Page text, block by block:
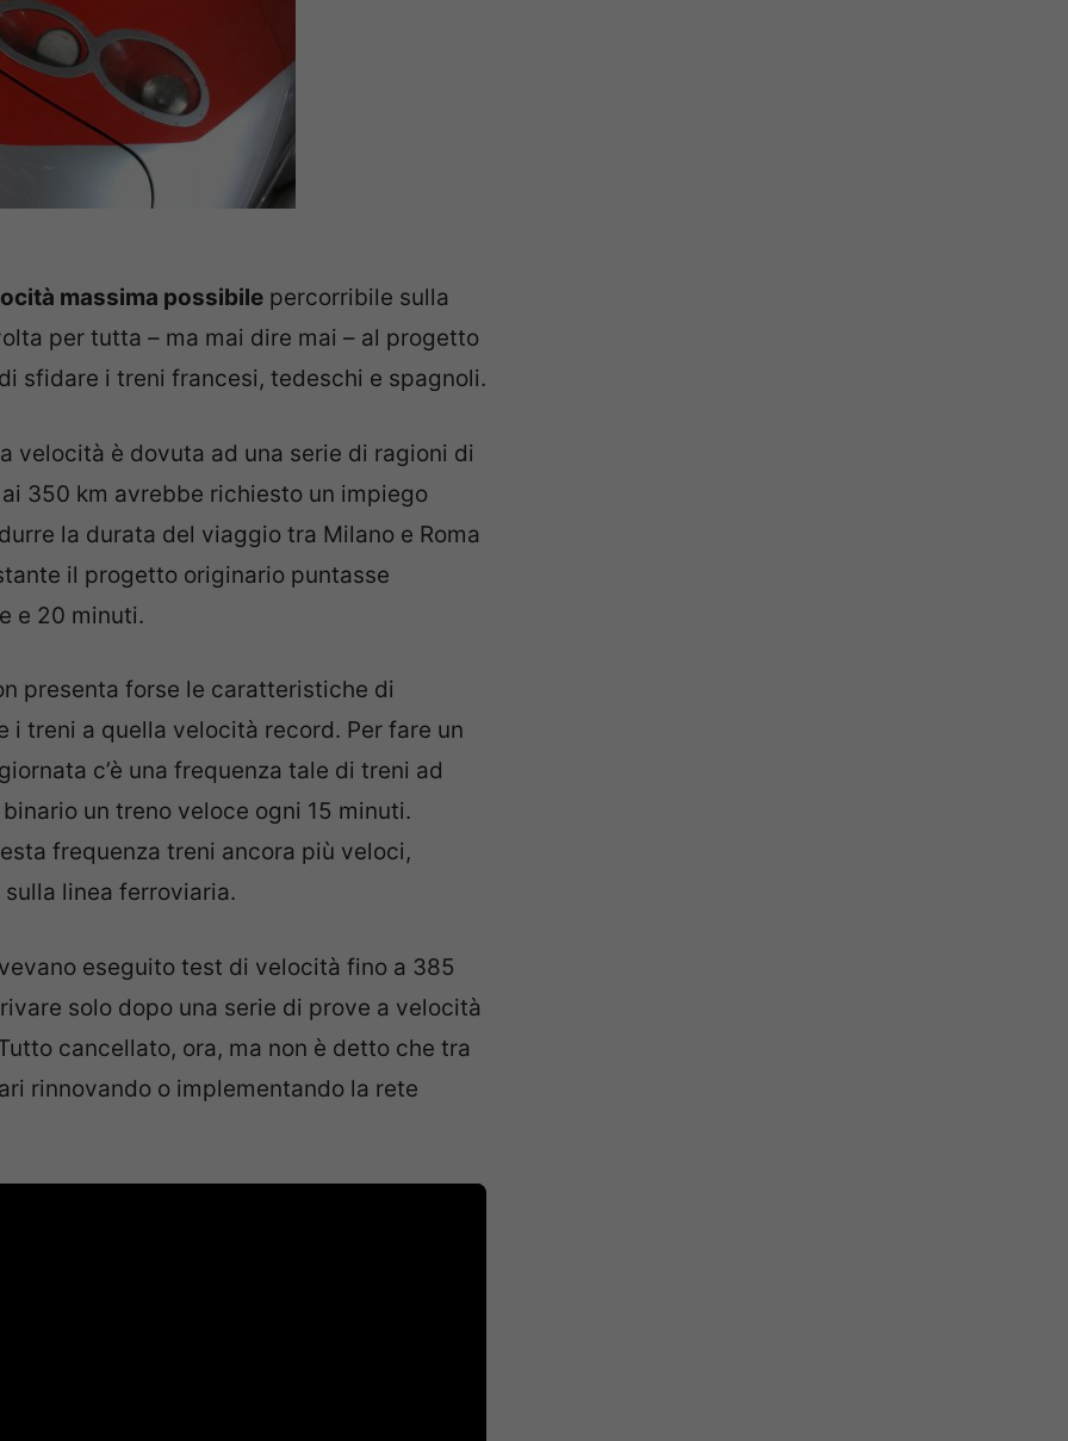
massima possibile percorribile sulla
per tutta – ma mai dire mai – al progetto
sfidare i treni francesi, tedeschi e spagnoli.
velocità è dovuta ad una serie di ragioni di
350 km avrebbe richiesto un impiego
la durata del viaggio tra Milano e Roma
il progetto originario puntasse
e 20 minuti.
presenta forse le caratteristiche di
i treni a quella velocità record. Per fare un
c’è una frequenza tale di treni ad
un treno veloce ogni 15 minuti.
frequenza treni ancora più veloci,
linea ferroviaria.
eseguito test di velocità fino a 385
solo dopo una serie di prove a velocità
cancellato, ora, ma non è detto che tra
rinnovando o implementando la rete